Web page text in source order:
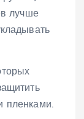
лучше
пленками.